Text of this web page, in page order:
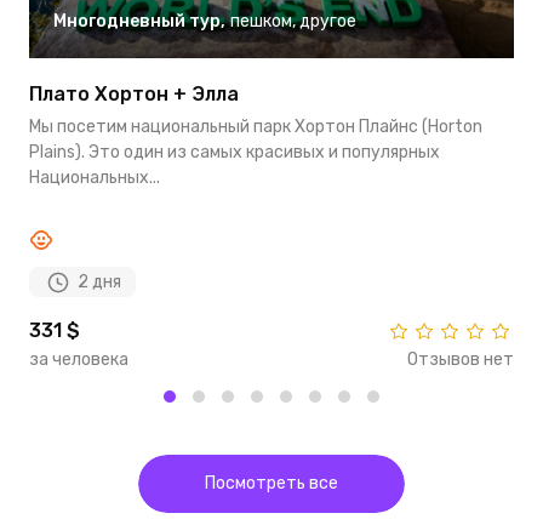
Многодневный тур, пешком, другое
Плато Хортон + Элла
Мы посетим национальный парк Хортон Плайнс (Horton
Plains). Это один из самых красивых и популярных
Национальных...
2 дня
331 $
за человека Отзывов нет
Посмотреть все